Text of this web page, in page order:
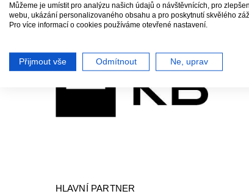
HLAVNÍ PARTNER
Můžeme je umístit pro analýzu našich údajů o návštěvnících, pro
webu, ukázání personalizovaného obsahu a pro poskytnutí skvělého
Pro více informací o cookies používáme otevřené nastavení.
Přijmout vše Odmítnout Ne, uprav